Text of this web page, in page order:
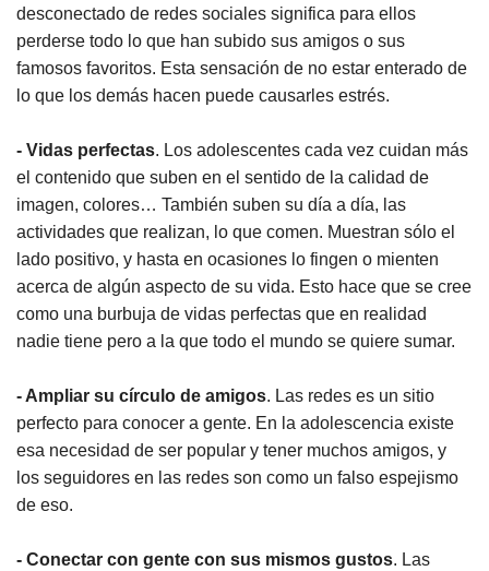
desconectado de redes sociales significa para ellos
perderse todo lo que han subido sus amigos o sus
famosos favoritos. Esta sensación de no estar enterado de
lo que los demás hacen puede causarles estrés.
- Vidas perfectas. Los adolescentes cada vez cuidan más
el contenido que suben en el sentido de la calidad de
imagen, colores… También suben su día a día, las
actividades que realizan, lo que comen. Muestran sólo el
lado positivo, y hasta en ocasiones lo fingen o mienten
acerca de algún aspecto de su vida. Esto hace que se cree
como una burbuja de vidas perfectas que en realidad
nadie tiene pero a la que todo el mundo se quiere sumar.
- Ampliar su círculo de amigos. Las redes es un sitio
perfecto para conocer a gente. En la adolescencia existe
esa necesidad de ser popular y tener muchos amigos, y
los seguidores en las redes son como un falso espejismo
de eso.
- Conectar con gente con sus mismos gustos. Las